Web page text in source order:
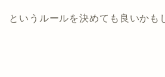
というルールを決めても良いかも